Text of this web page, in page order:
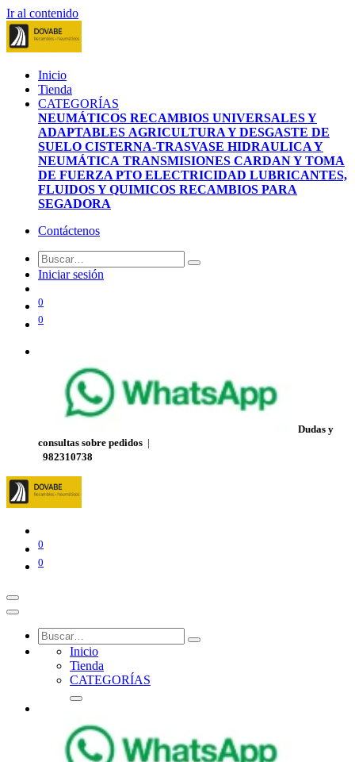
Ir al contenido
Inicio
Tienda
CATEGORÍAS
NEUMÁTICOS RECAMBIOS UNIVERSALES Y
ADAPTABLES AGRICULTURA Y DESGASTE DE
SUELO CISTERNA-TRASVASE HIDRAULICA Y
NEUMÁTICA TRANSMISIONES CARDAN Y TOMA
DE FUERZA PTO ELECTRICIDAD LUBRICANTES,
FLUIDOS Y QUIMICOS RECAMBIOS PARA
SEGADORA
Contáctenos
Iniciar sesión
0
0
Dudas y
consultas sobre pedidos |
982310738
0
0
Inicio
Tienda
CATEGORÍAS